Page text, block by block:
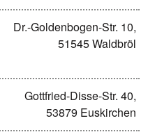
Dr.-Goldenbogen-Str. 10,
51545 Waldbröl
Gottfried-Disse-Str. 40,
53879 Euskirchen